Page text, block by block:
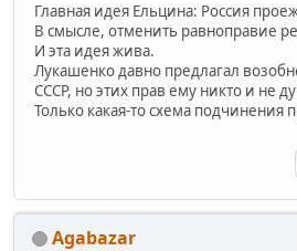
Главная идея Ельцина: Россия
В смысле, отменить равноправие
И эта идея жива.
Лукашенко давно предлагал
СССР, но этих прав ему никто и не
Только какая-то схема подчинения
Agabazar